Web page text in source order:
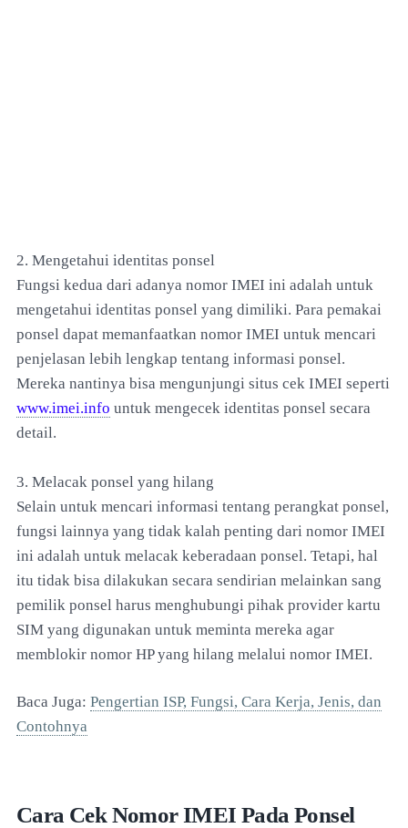
2. Mengetahui identitas ponsel
Fungsi kedua dari adanya nomor IMEI ini adalah untuk
mengetahui identitas ponsel yang dimiliki. Para pemakai
ponsel dapat memanfaatkan nomor IMEI untuk mencari
penjelasan lebih lengkap tentang informasi ponsel.
Mereka nantinya bisa mengunjungi situs cek IMEI seperti
www.imei.info untuk mengecek identitas ponsel secara
detail.
3. Melacak ponsel yang hilang
Selain untuk mencari informasi tentang perangkat ponsel,
fungsi lainnya yang tidak kalah penting dari nomor IMEI
ini adalah untuk melacak keberadaan ponsel. Tetapi, hal
itu tidak bisa dilakukan secara sendirian melainkan sang
pemilik ponsel harus menghubungi pihak provider kartu
SIM yang digunakan untuk meminta mereka agar
memblokir nomor HP yang hilang melalui nomor IMEI.
Baca Juga: Pengertian ISP, Fungsi, Cara Kerja, Jenis, dan
Contohnya
Cara Cek Nomor IMEI Pada Ponsel